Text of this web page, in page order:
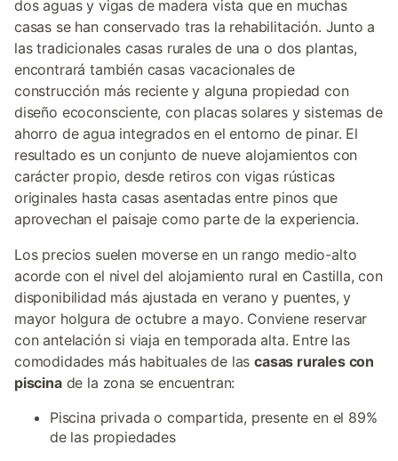
dos aguas y vigas de madera vista que en muchas
casas se han conservado tras la rehabilitación. Junto a
las tradicionales casas rurales de una o dos plantas,
encontrará también casas vacacionales de
construcción más reciente y alguna propiedad con
diseño ecoconsciente, con placas solares y sistemas de
ahorro de agua integrados en el entorno de pinar. El
resultado es un conjunto de nueve alojamientos con
carácter propio, desde retiros con vigas rústicas
originales hasta casas asentadas entre pinos que
aprovechan el paisaje como parte de la experiencia.
Los precios suelen moverse en un rango medio-alto
acorde con el nivel del alojamiento rural en Castilla, con
disponibilidad más ajustada en verano y puentes, y
mayor holgura de octubre a mayo. Conviene reservar
con antelación si viaja en temporada alta. Entre las
comodidades más habituales de lascasas rurales con
piscinade la zona se encuentran:
Piscina privada o compartida, presente en el 89%
de las propiedades